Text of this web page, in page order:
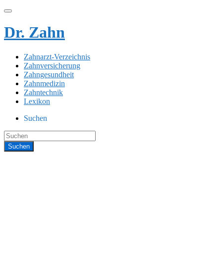
Dr. Zahn
Zahnarzt-Verzeichnis
Zahnversicherung
Zahngesundheit
Zahnmedizin
Zahntechnik
Lexikon
Suchen